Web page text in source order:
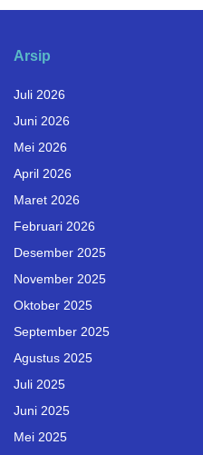
Arsip
Juli 2026
Juni 2026
Mei 2026
April 2026
Maret 2026
Februari 2026
Desember 2025
November 2025
Oktober 2025
September 2025
Agustus 2025
Juli 2025
Juni 2025
Mei 2025